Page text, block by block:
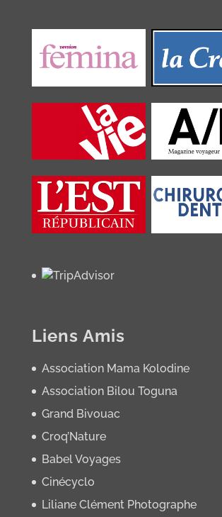
Liens Amis
Association Mama Kolodine
Association Bilou Toguna
Grand Bivouac
Croq’Nature
Babel Voyages
Cinécyclo
Liliane Clément Photographe